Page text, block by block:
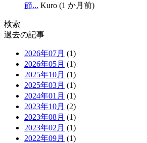
節... Kuro (1 か月前)
検索
過去の記事
2026年07月 (1)
2026年05月 (1)
2025年10月 (1)
2025年03月 (1)
2024年01月 (1)
2023年10月 (2)
2023年08月 (1)
2023年02月 (1)
2022年09月 (1)